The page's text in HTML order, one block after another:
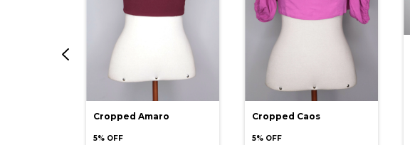
Cropped Amaro
5% OFF
Cropped Caos
5% OFF